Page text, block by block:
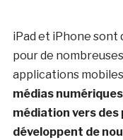
iPad et iPhone sont
pour de
applications
médias
médiation vers
développent de